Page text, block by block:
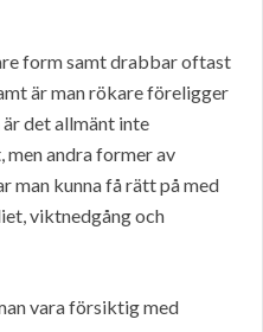
form samt drabbar oftast
är man rökare föreligger
det allmänt inte
andra former av
man kunna få rätt på med
viktnedgång och
vara försiktig med